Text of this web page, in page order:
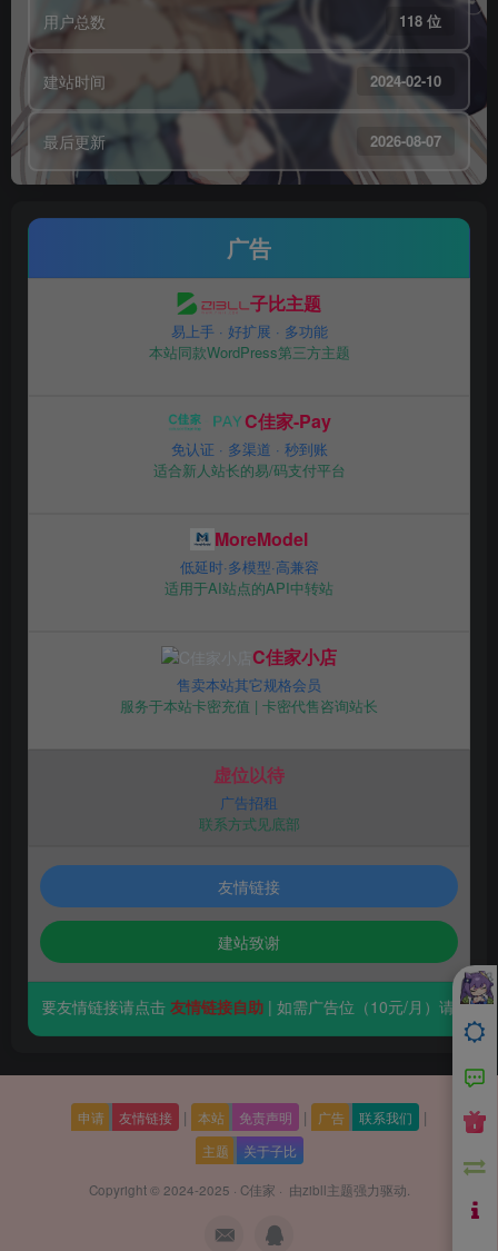
用户总数 118 位
建站时间 2024-02-10
最后更新 2026-08-07
广告
子比主题
易上手 · 好扩展 · 多功能
本站同款WordPress第三方主题
C佳家-Pay
免认证 · 多渠道 · 秒到账
适合新人站长的易/码支付平台
MoreModel
低延时·多模型·高兼容
适用于AI站点的API中转站
C佳家小店
售卖本站其它规格会员
服务于本站卡密充值 | 卡密代售咨询站长
虚位以待
广告招租
联系方式见底部
友情链接
建站致谢
提示：需要友情链接请点击友情链接自助| 如需广告位（10元/月）请
申请 友情链接 | 本站 免责声明 | 广告 联系我们 |
主题 关于子比
Copyright © 2024-2025 · C佳家 · 由zibll主题强力驱动.